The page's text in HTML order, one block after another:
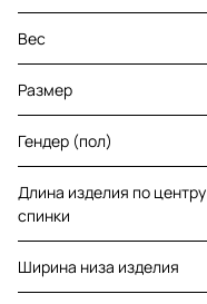
Вес
Размер
Гендер (пол)
Длина изделия по центру
спинки
Ширина низа изделия